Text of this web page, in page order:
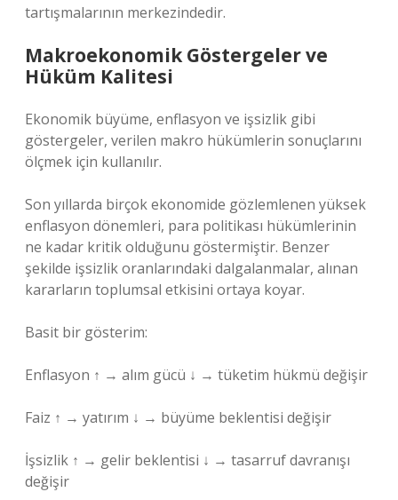
tartışmalarının merkezindedir.
Makroekonomik Göstergeler ve
Hüküm Kalitesi
Ekonomik büyüme, enflasyon ve işsizlik gibi
göstergeler, verilen makro hükümlerin sonuçlarını
ölçmek için kullanılır.
Son yıllarda birçok ekonomide gözlemlenen yüksek
enflasyon dönemleri, para politikası hükümlerinin
ne kadar kritik olduğunu göstermiştir. Benzer
şekilde işsizlik oranlarındaki dalgalanmalar, alınan
kararların toplumsal etkisini ortaya koyar.
Basit bir gösterim:
Enflasyon ↑ → alım gücü ↓ → tüketim hükmü değişir
Faiz ↑ → yatırım ↓ → büyüme beklentisi değişir
İşsizlik ↑ → gelir beklentisi ↓ → tasarruf davranışı
değişir